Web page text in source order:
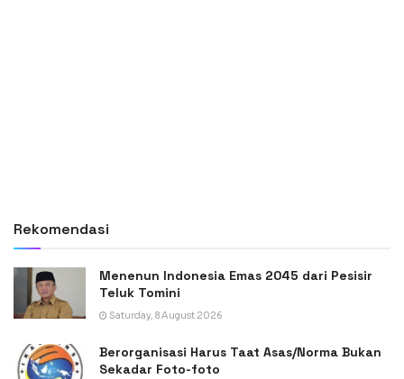
Rekomendasi
Menenun Indonesia Emas 2045 dari Pesisir
Teluk Tomini
Saturday, 8 August 2026
Berorganisasi Harus Taat Asas/Norma Bukan
Sekadar Foto-foto